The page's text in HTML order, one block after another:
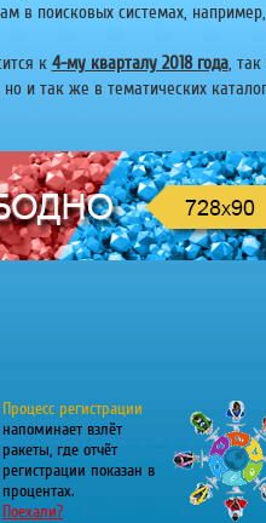
в поисковых системах, например,
к 4-му кварталу 2018 года, так
и так же в тематических
Процесс регистрации
напоминает взлёт
ракеты, где отчёт
регистрации показан в
процентах.
Поехали?